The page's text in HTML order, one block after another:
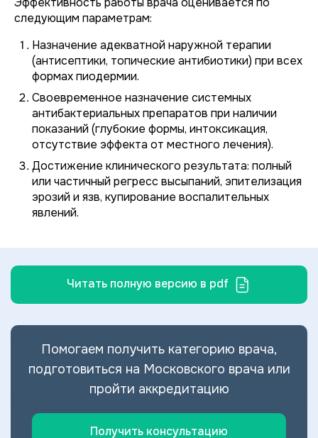
следующим параметрам:
Назначение адекватной наружной терапии
(антисептики, топические антибиотики) при всех
формах пиодермии.
Своевременное назначение системных
антибактериальных препаратов при наличии
показаний (глубокие формы, интоксикация,
отсутствие эффекта от местного лечения).
Достижение клинического результата: полный
или частичный регресс высыпаний, эпителизация
эрозий и язв, купирование воспалительных
явлений.
Читать полную версию в pdf
Помогаем получить категорию врача,
подготовиться на Московского врача или
пройти аккредитацию
Получить консультацию